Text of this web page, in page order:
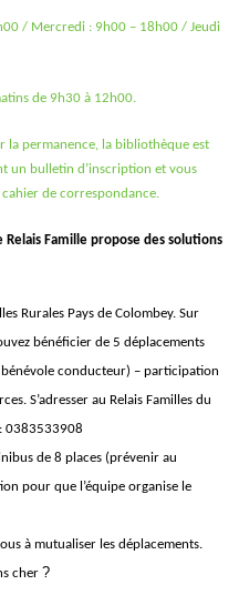
/ Mercredi : 9h00 – 18h00 / Jeudi
de 9h30 à 12h00.
la permanence, la bibliothèque est
un bulletin d’inscription et vous
de correspondance.
Famille propose des solutions
Rurales Pays de Colombey. Sur
bénéficier de 5 déplacements
conducteur) – participation
S’adresser au Relais Familles du
0383533908
de 8 places (prévenir au
pour que l’équipe organise le
à mutualiser les déplacements.
cher ?